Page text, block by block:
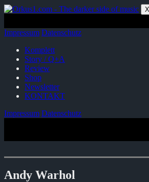
Zum
springen
X
Impressum Datenschutz
Komplett
Story / Q+A
Review
Shop
Newsletter
KONTAKT
Impressum Datenschutz
Andy Warhol